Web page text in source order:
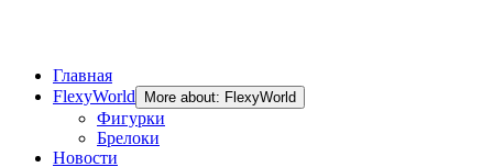
Главная
FlexyWorld
More about: FlexyWorld
Фигурки
Брелоки
Новости